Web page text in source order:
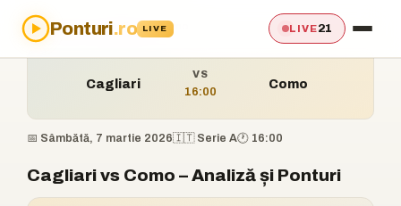
Ponturi.ro LIVE LIVE21
Acasă›Ponturi›Cagliari vs Como
Cagliari
VS
16:00
Como
📅 Sâmbătă, 7 martie 2026🇮🇹 Serie A🕐 16:00
Cagliari vs Como – Analiză și Ponturi